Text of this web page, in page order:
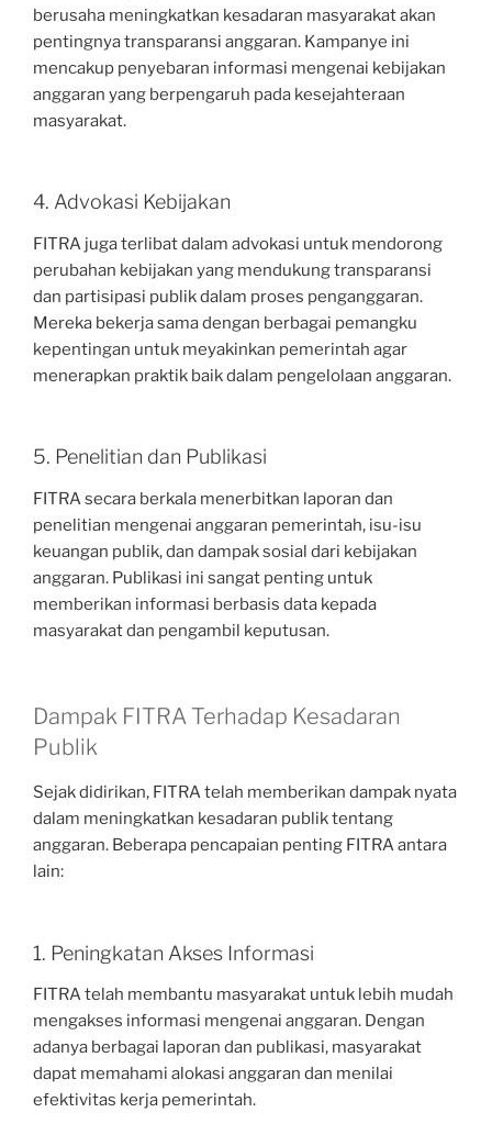
berusaha meningkatkan kesadaran masyarakat akan
pentingnya transparansi anggaran. Kampanye ini
mencakup penyebaran informasi mengenai kebijakan
anggaran yang berpengaruh pada kesejahteraan
masyarakat.
4. Advokasi Kebijakan
FITRA juga terlibat dalam advokasi untuk mendorong
perubahan kebijakan yang mendukung transparansi
dan partisipasi publik dalam proses penganggaran.
Mereka bekerja sama dengan berbagai pemangku
kepentingan untuk meyakinkan pemerintah agar
menerapkan praktik baik dalam pengelolaan anggaran.
5. Penelitian dan Publikasi
FITRA secara berkala menerbitkan laporan dan
penelitian mengenai anggaran pemerintah, isu-isu
keuangan publik, dan dampak sosial dari kebijakan
anggaran. Publikasi ini sangat penting untuk
memberikan informasi berbasis data kepada
masyarakat dan pengambil keputusan.
Dampak FITRA Terhadap Kesadaran
Publik
Sejak didirikan, FITRA telah memberikan dampak nyata
dalam meningkatkan kesadaran publik tentang
anggaran. Beberapa pencapaian penting FITRA antara
lain:
1. Peningkatan Akses Informasi
FITRA telah membantu masyarakat untuk lebih mudah
mengakses informasi mengenai anggaran. Dengan
adanya berbagai laporan dan publikasi, masyarakat
dapat memahami alokasi anggaran dan menilai
efektivitas kerja pemerintah.